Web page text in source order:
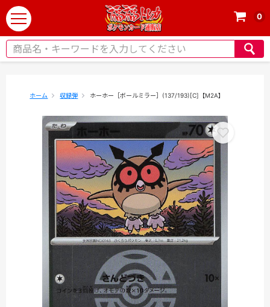
t
o
g
0
ホーム 収録弾 ホーホー［ボールミラー］(137/193)[C]【M2A】